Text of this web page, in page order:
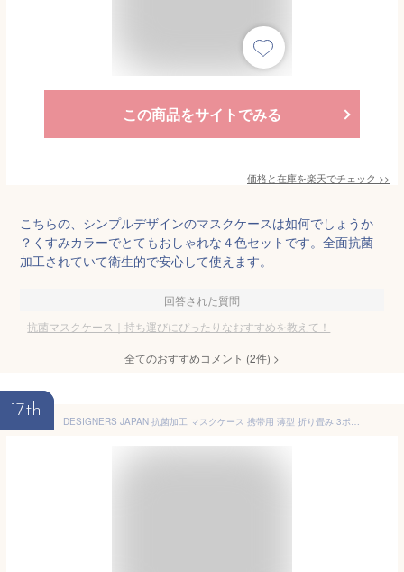
この商品をサイトでみる
価格と在庫を楽天でチェック >>
こちらの、シンプルデザインのマスクケースは如何でしょうか
？くすみカラーでとてもおしゃれな４色セットです。全面抗菌
加工されていて衛生的で安心して使えます。
回答された質問
抗菌マスクケース｜持ち運びにぴったりなおすすめを教えて！
全てのおすすめコメント (2件) >
17th
DESIGNERS JAPAN 抗菌加工 マスクケース 携帯用 薄型 折り畳み 3ポケット仕様 日本製 (オカメインコとチェリー)